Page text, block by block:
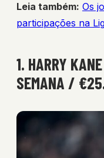
Leia também: Os
participações na
1. HARRY
SEMANA /